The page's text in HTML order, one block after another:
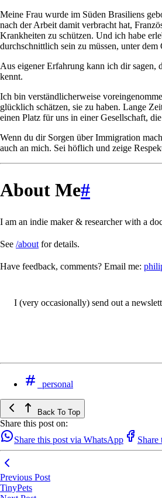
Meine Frau wurde im Süden Brasiliens
nach der Arbeit damit verbracht hat,
Krankheiten zu schützen. Und ich habe
durchschnittlich sein zu müssen, unter
Aus eigener Erfahrung kann ich dir sagen,
kennt.
Ich bin verständlicherweise
glücklich schätzen, sie zu haben. Lange
einen Platz für uns in einer Gesellschaft,
Wenn du dir Sorgen über Immigration
auch an mich. Sei höflich und zeige
About Me#
I am an indie maker & researcher with a
See /about for details.
Have feedback, comments? Email me:
I (very occasionally) send out a
personal
Back To Top
Share this post on:
Share this post via WhatsApp
Share
Previous Post
TinyPets